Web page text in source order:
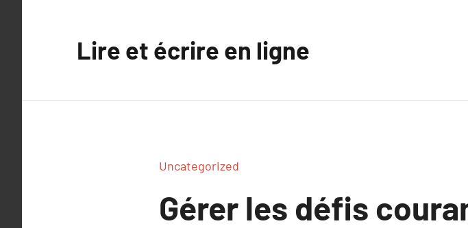
Lire et écrire en ligne
Uncategorized
Gérer les défis